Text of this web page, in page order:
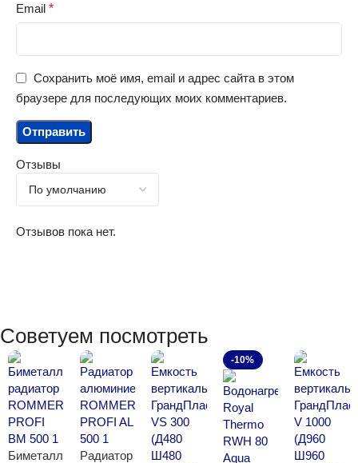
Отзывы
Отзывов пока нет.
Email *
Сохранить моё имя, email и адрес сайта в этом
браузере для последующих моих комментариев.
Советуем посмотреть
Биметалл
Радиатор
-10%